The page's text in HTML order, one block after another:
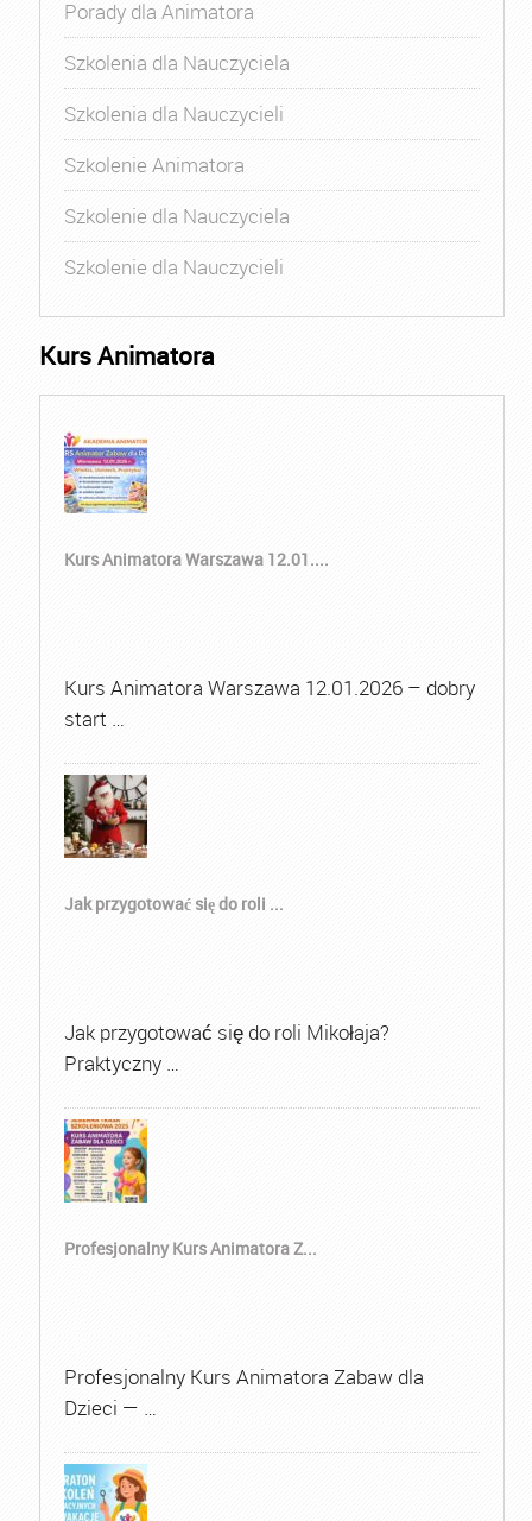
Porady dla Animatora
Szkolenia dla Nauczyciela
Szkolenia dla Nauczycieli
Szkolenie Animatora
Szkolenie dla Nauczyciela
Szkolenie dla Nauczycieli
Kurs Animatora
Kurs Animatora Warszawa 12.01....
Kurs Animatora Warszawa 12.01.2026 – dobry
start …
Jak przygotować się do roli ...
Jak przygotować się do roli Mikołaja?
Praktyczny …
Profesjonalny Kurs Animatora Z...
Profesjonalny Kurs Animatora Zabaw dla
Dzieci — …